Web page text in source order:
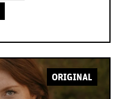
ORIGINAL